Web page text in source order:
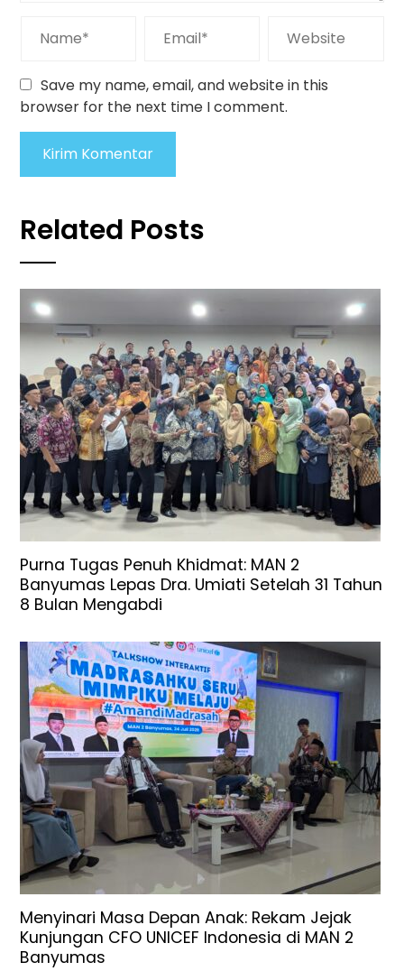
Save my name, email, and website in this
browser for the next time I comment.
Related Posts
Purna Tugas Penuh Khidmat: MAN 2
Banyumas Lepas Dra. Umiati Setelah 31 Tahun
8 Bulan Mengabdi
Menyinari Masa Depan Anak: Rekam Jejak
Kunjungan CFO UNICEF Indonesia di MAN 2
Banyumas